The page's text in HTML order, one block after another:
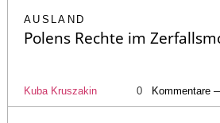
AUSLAND
Polens Rechte im
Kuba Kruszakin 0 Kommentare